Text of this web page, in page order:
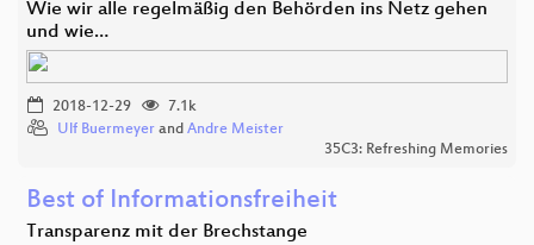
Wie wir alle regelmäßig den Behörden ins Netz gehen
und wie…
2018-12-29
7.1k
Ulf Buermeyer and Andre Meister
35C3: Refreshing Memories
Best of Informationsfreiheit
Transparenz mit der Brechstange